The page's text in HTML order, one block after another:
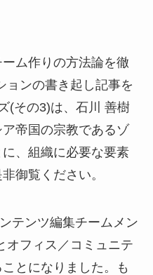
ーム作りの方法論を徹
ョンの書き起し記事を
(その3)は、石川 善樹
帝国の宗教であるゾ
、組織に必要な要素
御覧ください。
テンツ編集チームメン
オフィス／コミュニテ
とになりました。も